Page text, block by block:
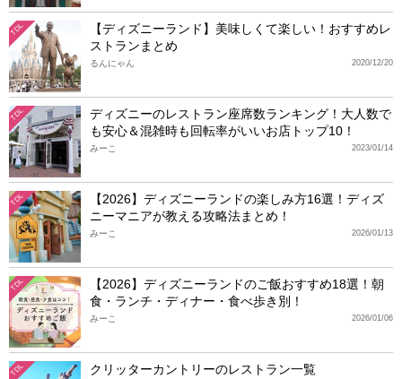
TDL
【ディズニーランド】美味しくて楽しい！おすすめレ
ストランまとめ
2020/12/20
るんにゃん
TDL
ディズニーのレストラン座席数ランキング！大人数で
も安心＆混雑時も回転率がいいお店トップ10！
2023/01/14
みーこ
TDL
【2026】ディズニーランドの楽しみ方16選！ディズ
ニーマニアが教える攻略法まとめ！
2026/01/13
みーこ
TDL
【2026】ディズニーランドのご飯おすすめ18選！朝
食・ランチ・ディナー・食べ歩き別！
2026/01/06
みーこ
TDL クリッターカントリーのレストラン一覧